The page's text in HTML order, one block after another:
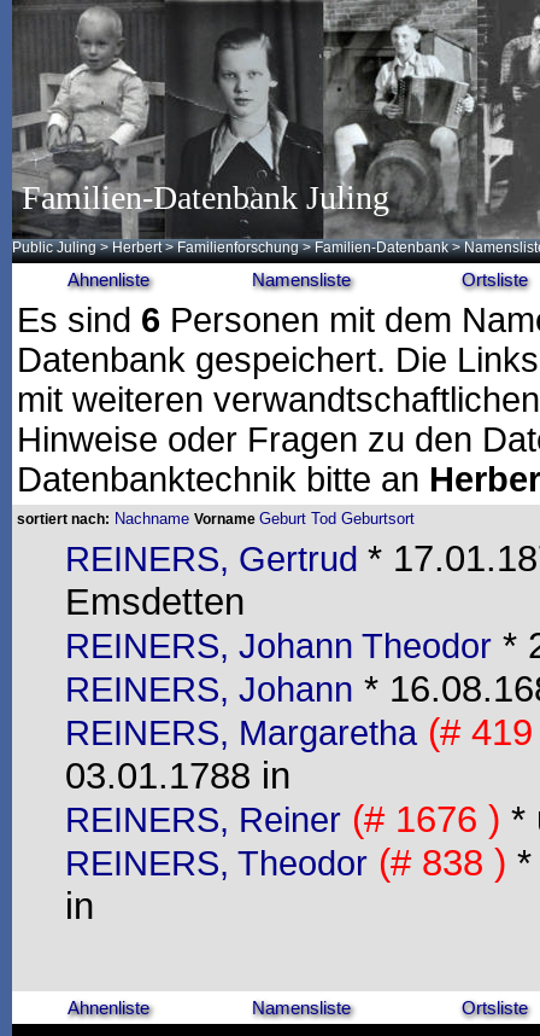
Familien-Datenbank Juling
Public Juling >Herbert >Familienforschung >Familien-Datenbank >
Ahnenliste Namensliste Ortsliste
Es sind 6 Personen mit dem
Datenbank gespeichert. Die
mit weiteren
Hinweise oder Fragen zu den
Datenbanktechnik bitte an
sortiert nach: Nachname Vorname Geburt Tod Geburtsort
REINERS, Gertrud *
Emsdetten
REINERS, Johann Theodor *
REINERS, Johann *
REINERS, Margaretha (#
03.01.1788 in
REINERS, Reiner (# 1676 ) *
REINERS, Theodor (# 838 ) *
in
Ahnenliste Namensliste Ortsliste